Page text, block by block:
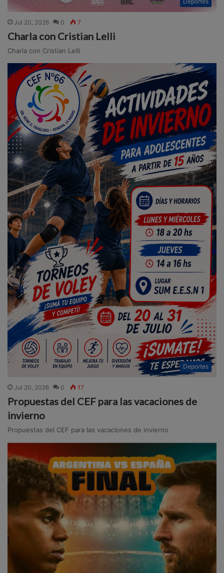
Jul 20, 2026 0 7
Charla con Cristian Lelli
Charla con Cristian Lelli
Deportes
Jul 20, 2026 0 17
Propuestas del CEF para las vacaciones de
invierno
Propuestas del CEF para las vacaciones de invierno